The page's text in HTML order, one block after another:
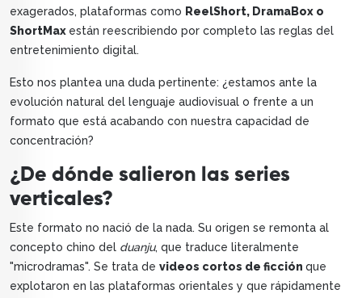
exagerados, plataformas como ReelShort, DramaBox o
ShortMax están reescribiendo por completo las reglas del
entretenimiento digital.
Esto nos plantea una duda pertinente: ¿estamos ante la
evolución natural del lenguaje audiovisual o frente a un
formato que está acabando con nuestra capacidad de
concentración?
¿De dónde salieron las series
verticales?
Este formato no nació de la nada. Su origen se remonta al
concepto chino del duanju, que traduce literalmente
"microdramas". Se trata de videos cortos de ficción que
explotaron en las plataformas orientales y que rápidamente